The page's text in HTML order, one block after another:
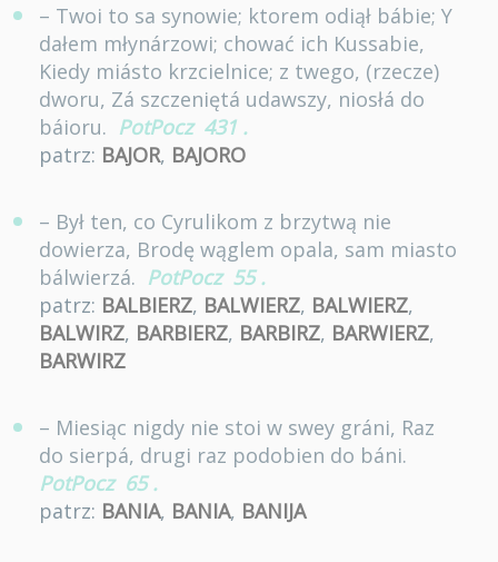
– Twoi to sa synowie; ktorem odiął bábie; Y
dałem młynárzowi; chować ich Kussabie,
Kiedy miásto krzcielnice; z twego, (rzecze)
dworu, Zá szczeniętá udawszy, niosłá do
báioru. PotPocz 431 .
patrz: BAJOR, BAJORO
– Był ten, co Cyrulikom z brzytwą nie
dowierza, Brodę wąglem opala, sam miasto
bálwierzá. PotPocz 55 .
patrz: BALBIERZ, BALWIERZ, BALWIERZ,
BALWIRZ, BARBIERZ, BARBIRZ, BARWIERZ,
BARWIRZ
– Miesiąc nigdy nie stoi w swey gráni, Raz
do sierpá, drugi raz podobien do báni.
PotPocz 65 .
patrz: BANIA, BANIA, BANIJA